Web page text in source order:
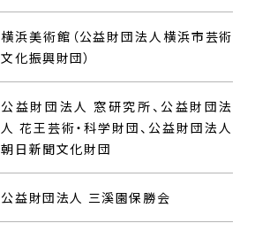
横浜美術館（公益財団法人横浜市芸術
文化振興財団）
公益財団法人 窓研究所、公益財団法
人 花王芸術・科学財団、公益財団法人
朝日新聞文化財団
公益財団法人 三溪園保勝会